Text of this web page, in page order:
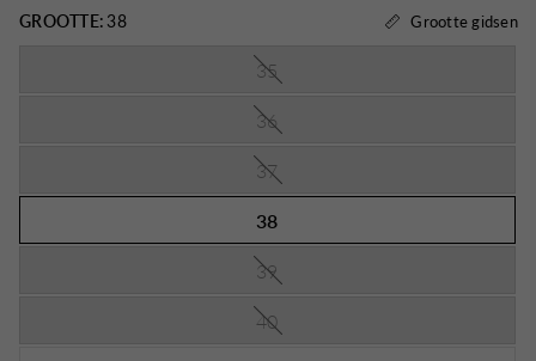
GROOTTE: 38 Grootte gidsen
35
36
37
38
39
40